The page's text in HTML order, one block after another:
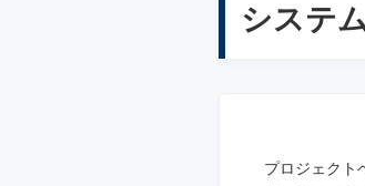
システ
プロジェクト